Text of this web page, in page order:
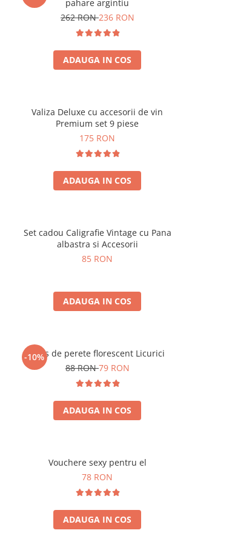
pahare argintiu
262 RON236 RON
ADAUGA IN COS
Valiza Deluxe cu accesorii de vin
Premium set 9 piese
175 RON
ADAUGA IN COS
Set cadou Caligrafie Vintage cu Pana
albastra si Accesorii
85 RON
ADAUGA IN COS
-10%
Ceas de perete florescent Licurici
88 RON79 RON
ADAUGA IN COS
Vouchere sexy pentru el
78 RON
ADAUGA IN COS